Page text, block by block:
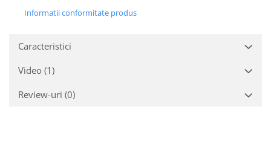
Informatii conformitate produs
Caracteristici
Video (1)
Review-uri (0)